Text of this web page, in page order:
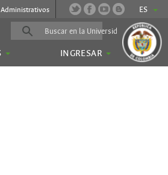
ES
Administrativos
INGRESAR